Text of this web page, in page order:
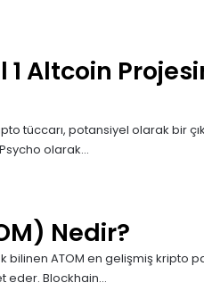
1 Altcoin
tüccarı, potansiyel olarak bir
olarak…
Nedir?
ATOM en gelişmiş kripto
eder. Blockhain…